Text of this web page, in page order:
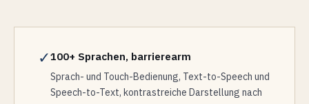
✓100+ Sprachen, barrierearm
Sprach- und Touch-Bedienung, Text-to-Speech und
Speech-to-Text, kontrastreiche Darstellung nach